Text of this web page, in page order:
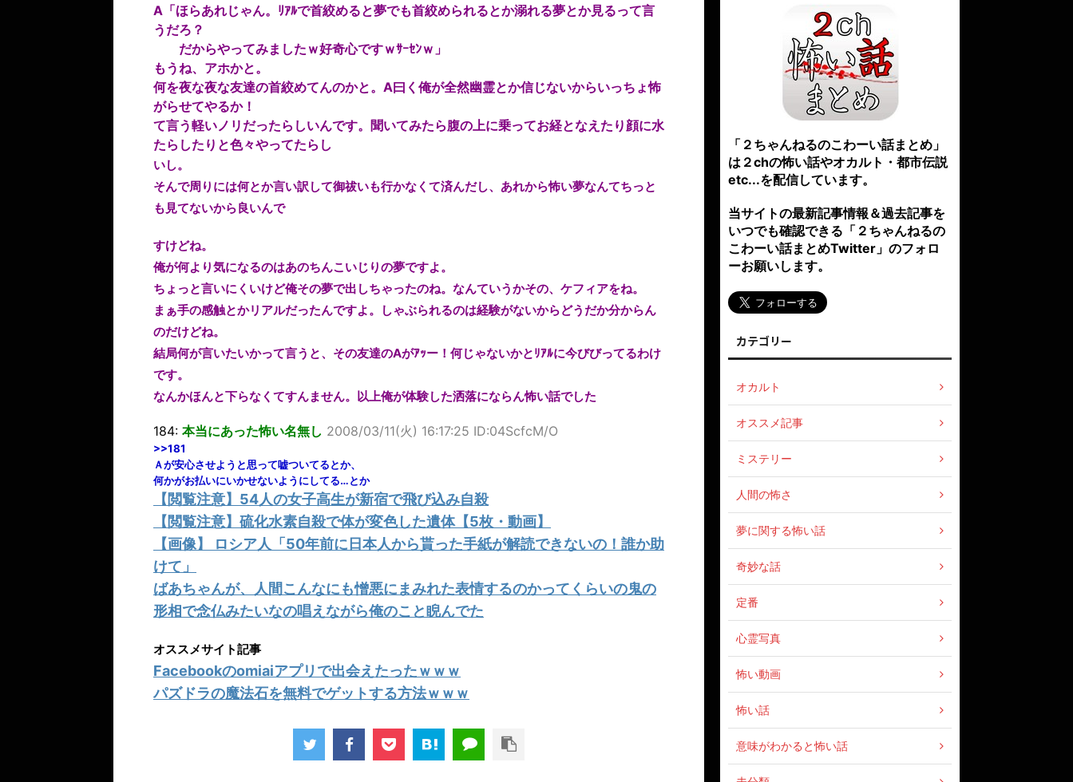
A「ほらあれじゃん。ﾘｱﾙで首絞めると夢でも首絞められるとか溺れる夢とか見るって言
うだろ？
だからやってみましたｗ好奇心ですｗｻｰｾﾝｗ」
もうね、アホかと。
何を夜な夜な友達の首絞めてんのかと。A曰く俺が全然幽霊とか信じないからいっちょ怖
がらせてやるか！
て言う軽いノリだったらしいんです。聞いてみたら腹の上に乗ってお経となえたり顔に水
たらしたりと色々やってたらし
いし。
そんで周りには何とか言い訳して御祓いも行かなくて済んだし、あれから怖い夢なんてちっと
も見てないから良いんで
すけどね。
俺が何より気になるのはあのちんこいじりの夢ですよ。
ちょっと言いにくいけど俺その夢で出しちゃったのね。なんていうかその、ケフィアをね。
まぁ手の感触とかリアルだったんですよ。しゃぶられるのは経験がないからどうだか分からん
のだけどね。
結局何が言いたいかって言うと、その友達のAがｱｯー！何じゃないかとﾘｱﾙに今びびってるわけ
です。
なんかほんと下らなくてすんません。以上俺が体験した洒落にならん怖い話でした
184: 本当にあった怖い名無し 2008/03/11(火) 16:17:25 ID:04ScfcM/O
>>181
Ａが安心させようと思って嘘ついてるとか、
何かがお払いにいかせないようにしてる…とか
【閲覧注意】54人の女子高生が新宿で飛び込み自殺
【閲覧注意】硫化水素自殺で体が変色した遺体【5枚・動画】
【画像】 ロシア人「50年前に日本人から貰った手紙が解読できないの！誰か助
けて」
ばあちゃんが、人間こんなにも憎悪にまみれた表情するのかってくらいの鬼の
形相で念仏みたいなの唱えながら俺のこと睨んでた
オススメサイト記事
Facebookのomiaiアプリで出会えたったｗｗｗ
パズドラの魔法石を無料でゲットする方法ｗｗｗ
「２ちゃんねるのこわーい話まとめ」
は２chの怖い話やオカルト・都市伝説
etc...を配信しています。
当サイトの最新記事情報＆過去記事を
いつでも確認できる「２ちゃんねるの
こわーい話まとめTwitter」のフォロ
ーお願いします。
カテゴリー
オカルト
オススメ記事
ミステリー
人間の怖さ
夢に関する怖い話
奇妙な話
定番
心霊写真
怖い動画
怖い話
意味がわかると怖い話